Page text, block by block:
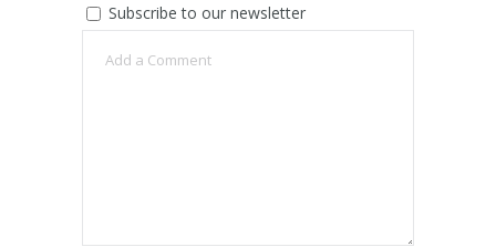
Subscribe to our newsletter